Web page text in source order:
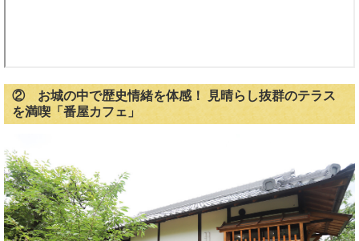
② お城の中で歴史情緒を体感！ 見晴らし抜群のテラス
を満喫「番屋カフェ」